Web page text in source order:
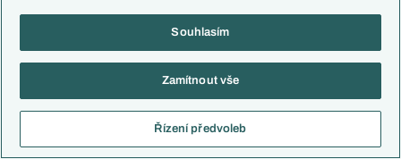
Reagovat
Přestaň se projednou chovat jak vymrdanec.
Reagovat
smazaný uživatel 25.12.2018 22:26
Souhlasím
Zamítnout vše
Řízení předvoleb